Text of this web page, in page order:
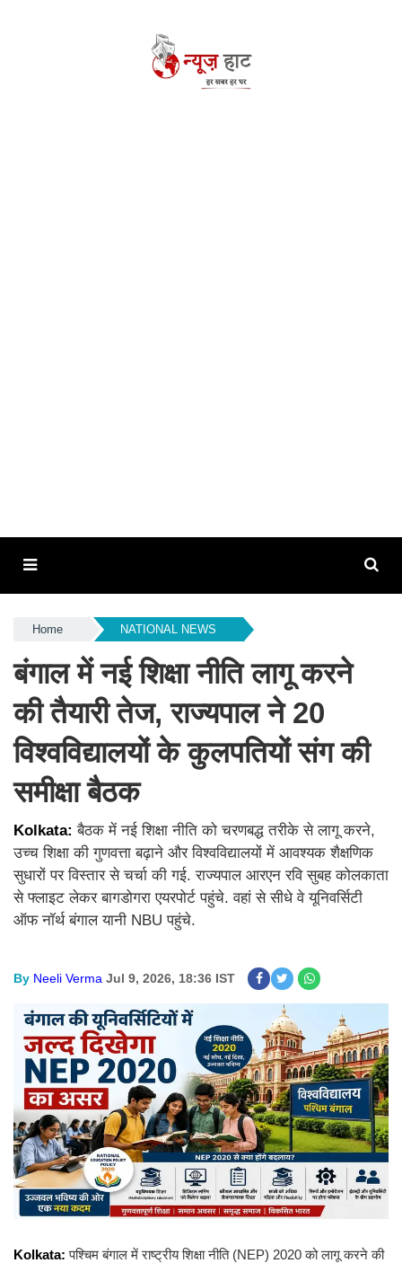
Home NATIONAL NEWS
बंगाल में नई शिक्षा नीति लागू करने
की तैयारी तेज, राज्यपाल ने 20
विश्वविद्यालयों के कुलपतियों संग की
समीक्षा बैठक
Kolkata:बैठक में नई शिक्षा नीति को चरणबद्ध तरीके से लागू करने,
उच्च शिक्षा की गुणवत्ता बढ़ाने और विश्वविद्यालयों में आवश्यक शैक्षणिक
सुधारों पर विस्तार से चर्चा की गई. राज्यपाल आरएन रवि सुबह कोलकाता
से फ्लाइट लेकर बागडोगरा एयरपोर्ट पहुंचे. वहां से सीधे वे यूनिवर्सिटी
ऑफ नॉर्थ बंगाल यानी NBU पहुंचे.
By Neeli Verma Jul 9, 2026, 18:36 IST
Kolkata: पश्चिम बंगाल में राष्ट्रीय शिक्षा नीति (NEP) 2020 को लागू करने की